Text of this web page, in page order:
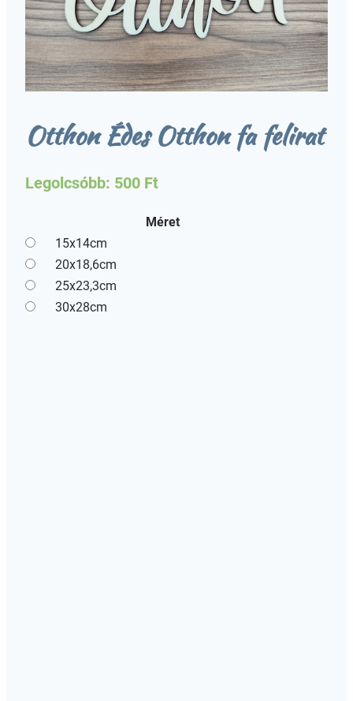
Otthon Édes Otthon fa felirat
Legolcsóbb: 500 Ft
Méret
15x14cm
20x18,6cm
25x23,3cm
30x28cm